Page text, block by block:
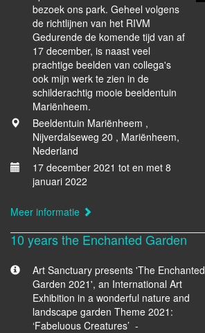
bezoek ons park. Geheel volgens
de richtlijnen van het RIVM
Gedurende de komende tijd van af
17 december, is naast veel
prachtige beelden van collega's
ook mijn werk te zien in de
schilderachtig mooie beeldentuin
Mariënheem.
Beeldentuin Mariënheem ,
Nijverdalseweg 20 , Mariënheem,
Nederland
17 december 2021 tot en met 8
januari 2022
Meer informatie
10 years the Enchanted Garden
Art Sanctuary presents 'The Enchanted
Garden 2021', an International Art
Exhibition in a wonderful nature and
landscape garden Theme 2021:
‘Fabeluous Creatures’ -